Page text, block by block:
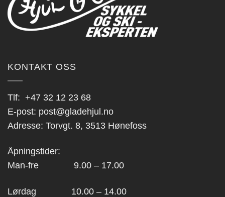
KONTAKT OSS
Tlf: +47 32 12 23 68
E-post: post@gladehjul.no
Adresse: Torvgt. 8, 3513 Hønefoss
Åpningstider:
Man-fre 9.00 – 17.00
Lørdag 10.00 – 14.00